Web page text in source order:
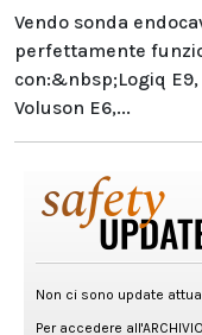
Vendo sonda
perfettamente
con:&nbsp;Logiq
Voluson E6,...